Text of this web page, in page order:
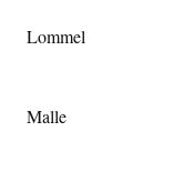
Lommel
Malle